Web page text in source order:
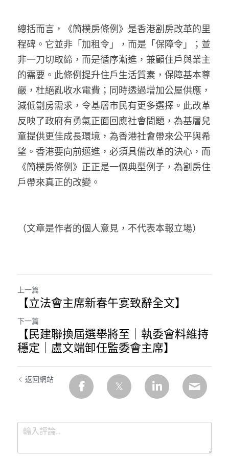
總括而言，《簡樸房條例》是香港劏房改革的里
程碑。它並非「加租令」，而是「保障令」；並
非一刀切取締，而是循序漸進，兼顧住戶與業主
的需要。此條例提升住戶生活質素，保障基本尊
嚴，杜絕亂收水電費；同時透過增加公屋供應，
減低劏房需求，令基層市民有更多選擇。此改革
反映了政府有勇氣正面回應社會問題，為基層兒
童提供更佳成長環境，為香港社會帶來公平與希
望。香港要向前邁進，必須具備改革的決心，而
《簡樸房條例》正正是一個典型例子，為劏房住
戶帶來真正的改變。
（文章是作者的個人意見，不代表本報立場）
上一篇
【立法會主席新春午宴致辭全文】
下一篇
【民建聯換屆選舉將至｜執委會料維持
穩定｜盧文端卸任監委會主席】
返回網站